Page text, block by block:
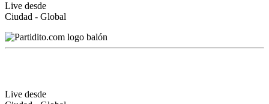
Live desde
Ciudad - Global
Live desde